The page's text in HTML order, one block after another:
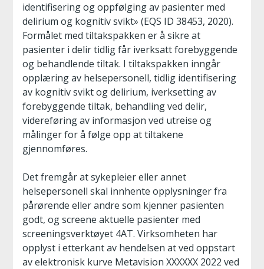
identifisering og oppfølging av pasienter med
delirium og kognitiv svikt» (EQS ID 38453, 2020).
Formålet med tiltakspakken er å sikre at
pasienter i delir tidlig får iverksatt forebyggende
og behandlende tiltak. I tiltakspakken inngår
opplæring av helsepersonell, tidlig identifisering
av kognitiv svikt og delirium, iverksetting av
forebyggende tiltak, behandling ved delir,
videreføring av informasjon ved utreise og
målinger for å følge opp at tiltakene
gjennomføres.
Det fremgår at sykepleier eller annet
helsepersonell skal innhente opplysninger fra
pårørende eller andre som kjenner pasienten
godt, og screene aktuelle pasienter med
screeningsverktøyet 4AT. Virksomheten har
opplyst i etterkant av hendelsen at ved oppstart
av elektronisk kurve Metavision XXXXXX 2022 ved